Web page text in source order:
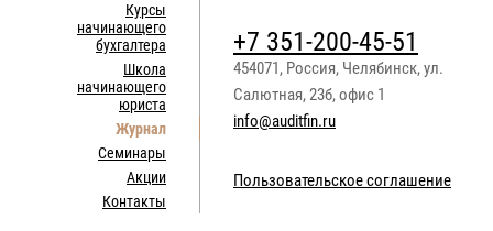
Курсы
начинающего
бухгалтера
Школа
начинающего
юриста
Журнал
Семинары
Акции
Контакты
+7 351-200-45-51
454071, Россия, Челябинск,ул.
Салютная, 23б, офис 1
info@auditfin.ru
Пользовательское соглашение